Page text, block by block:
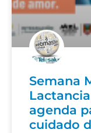
Semana
agenda
cuidado